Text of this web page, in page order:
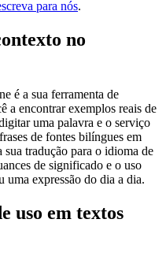
para nós.
no
é a sua ferramenta de
a encontrar exemplos reais de
uma palavra e o serviço
de fontes bilíngues em
sua tradução para o idioma de
de significado e o uso
uma expressão do dia a dia.
uso em textos